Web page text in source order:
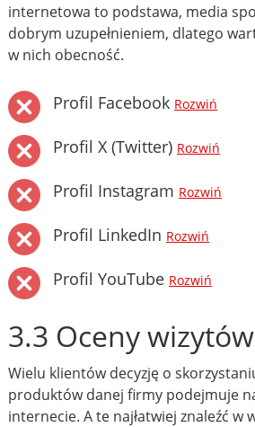
internetowa to podstawa, media
dobrym uzupełnieniem, dlatego
w nich obecność.
Profil Facebook Rozwiń
Profil X (Twitter) Rozwiń
Profil Instagram Rozwiń
Profil LinkedIn Rozwiń
Profil YouTube Rozwiń
3.3 Oceny
Wielu klientów decyzję o
produktów danej firmy podejmuje
internecie. A te najłatwiej znaleźć w